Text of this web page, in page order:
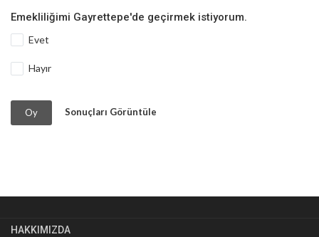
Emekliliğimi Gayrettepe'de geçirmek istiyorum.
Evet
Hayır
Oy Sonuçları Görüntüle
HAKKIMIZDA